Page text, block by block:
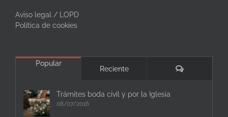
Aviso legal / LOPD
Política de cookies
Popular
Reciente Comentarios
Trámites boda civil y por la Iglesia
08/07/2016